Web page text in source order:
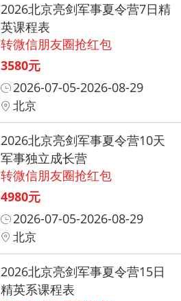
2026北京亮剑军事夏令营7日精
英课程表
转微信朋友圈抢红包
3580元
2026-07-05-2026-08-29
北京
2026北京亮剑军事夏令营10天
军事独立成长营
转微信朋友圈抢红包
4980元
2026-07-05-2026-08-29
北京
2026北京亮剑军事夏令营15日
精英系课程表